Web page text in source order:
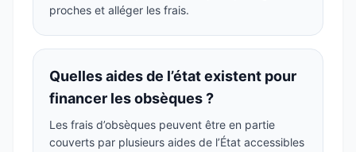
proches et alléger les frais.
Quelles aides de l’état existent pour
financer les obsèques ?
Les frais d’obsèques peuvent être en partie
couverts par plusieurs aides de l’État accessibles